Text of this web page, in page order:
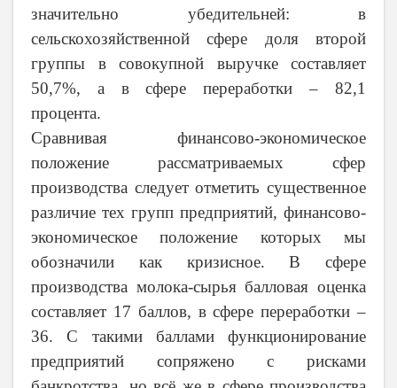
значительно убедительней: в
сельскохозяйственной сфере доля второй
группы в совокупной выручке составляет
50,7%, а в сфере переработки – 82,1
процента.
Сравнивая финансово-экономическое
положение рассматриваемых сфер
производства следует отметить существенное
различие тех групп предприятий, финансово-
экономическое положение которых мы
обозначили как кризисное. В сфере
производства молока-сырья балловая оценка
составляет 17 баллов, в сфере переработки –
36. С такими баллами функционирование
предприятий сопряжено с рисками